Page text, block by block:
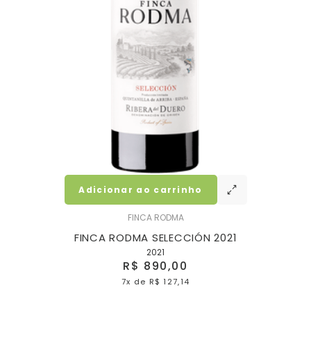
FINCA RODMA
FINCA RODMA SELECCIÓN 2021
2021
R$ 890,00
7x de R$ 127,14
Adicionar ao carrinho